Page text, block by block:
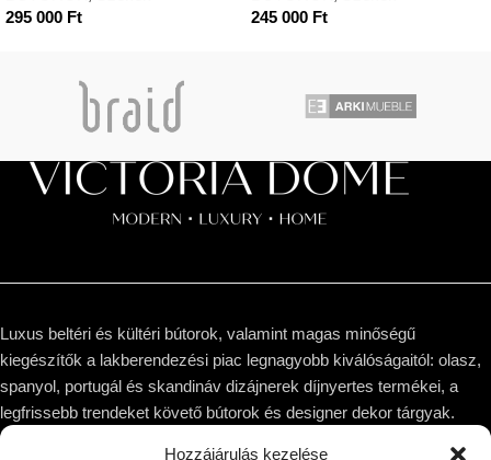
Hozzájárulás kezelése
295 000 Ft
245 000 Ft
Luxus beltéri és kültéri bútorok, valamint magas minőségű
kiegészítők a lakberendezési piac legnagyobb kiválóságaitól: olasz,
spanyol, portugál és skandináv dizájnerek díjnyertes termékei, a
legfrissebb trendeket követő bútorok és designer dekor tárgyak.